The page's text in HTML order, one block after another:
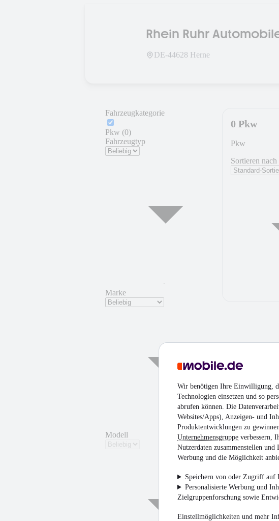
Wir benötigen Ihre Einwilligung,
Technologien einsetzen und so
abrufen können. Die
Websites/Apps), Anzeigen- und
Produktentwicklungen zu
Unternehmensgruppe verbessern,
Nutzerdaten zusammenstellen und
Werbung und die Möglichkeit
Speichern von oder Zugriff auf
Personalisierte Werbung und
Zielgruppenforschung sowie
Einstellmöglichkeiten und mehr
Rhein Ruhr
DE-44628 Herne
Fahrzeugkategorie
Pkw (0)
Fahrzeugtyp
Marke
Modell
0 Pkw
Pkw
Sortieren nach